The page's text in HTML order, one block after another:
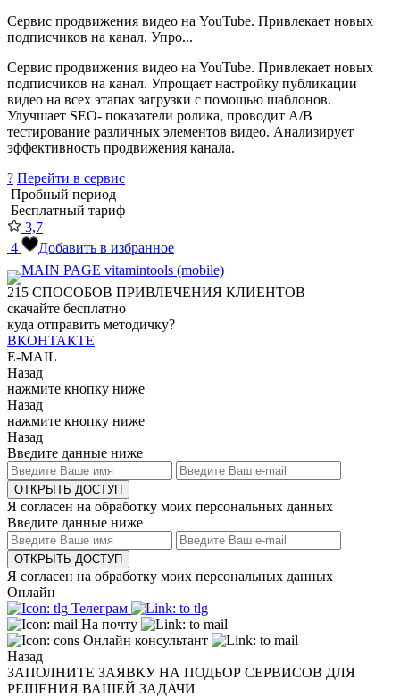
Сервис продвижения видео на YouTube. Привлекает новых
подписчиков на канал. Упро...
Сервис продвижения видео на YouTube. Привлекает новых
подписчиков на канал. Упрощает настройку публикации
видео на всех этапах загрузки с помощью шаблонов.
Улучшает SEO- показатели ролика, проводит А/В
тестирование различных элементов видео. Анализирует
эффективность продвижения канала.
? Перейти в сервис
Пробный период
Бесплатный тариф
3,7
4
Добавить в избранное
215 СПОСОБОВ ПРИВЛЕЧЕНИЯ КЛИЕНТОВ
скачайте бесплатно
куда отправить методичку?
ВКОНТАКТЕ
E-MAIL
Назад
нажмите кнопку ниже
Назад
нажмите кнопку ниже
Назад
Введите данные ниже
ОТКРЫТЬ ДОСТУП
Я согласен на обработку моих персональных данных
Введите данные ниже
ОТКРЫТЬ ДОСТУП
Я согласен на обработку моих персональных данных
Онлайн
Телеграм
На почту
Онлайн консультант
Назад
ЗАПОЛНИТЕ ЗАЯВКУ НА ПОДБОР СЕРВИСОВ ДЛЯ
РЕШЕНИЯ ВАШЕЙ ЗАДАЧИ